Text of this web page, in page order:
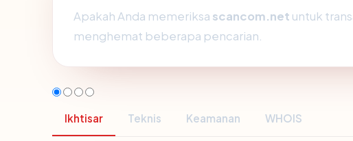
Apakah Anda memeriksa scancom.net untuk
menghemat beberapa pencarian.
Ikhtisar Teknis Keamanan WHOIS